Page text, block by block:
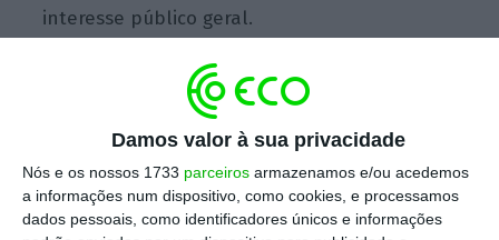
Damos valor à sua privacidade
Nós e os nossos 1733 parceiros armazenamos e/ou acedemos
a informações num dispositivo, como cookies, e processamos
dados pessoais, como identificadores únicos e informações
interesse público geral.